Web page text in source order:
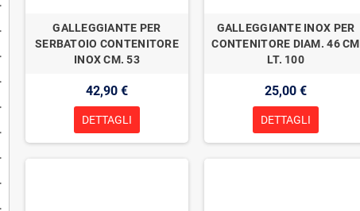
GALLEGGIANTE PER
SERBATOIO CONTENITORE
INOX CM. 53
42,90 €
DETTAGLI
GALLEGGIANTE INOX PER
CONTENITORE DIAM. 46 CM
LT. 100
25,00 €
DETTAGLI